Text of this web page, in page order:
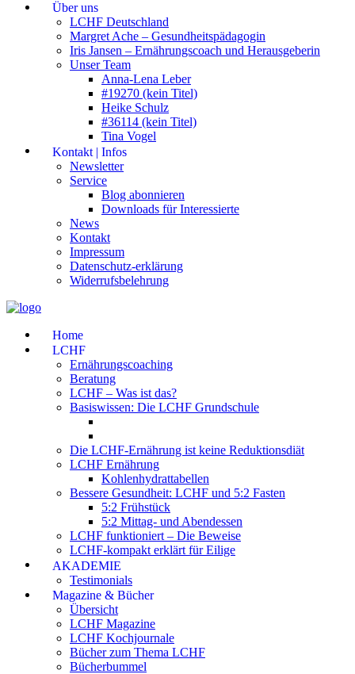
Über uns
LCHF Deutschland
Margret Ache – Gesundheitspädagogin
Iris Jansen – Ernährungscoach und Herausgeberin
Unser Team
Anna-Lena Leber
#19270 (kein Titel)
Heike Schulz
#36114 (kein Titel)
Tina Vogel
Kontakt | Infos
Newsletter
Service
Blog abonnieren
Downloads für Interessierte
News
Kontakt
Impressum
Datenschutz-erklärung
Widerrufsbelehrung
Home
LCHF
Ernährungscoaching
Beratung
LCHF – Was ist das?
Basiswissen: Die LCHF Grundschule
Die LCHF-Ernährung ist keine Reduktionsdiät
LCHF Ernährung
Kohlenhydrattabellen
Bessere Gesundheit: LCHF und 5:2 Fasten
5:2 Frühstück
5:2 Mittag- und Abendessen
LCHF funktioniert – Die Beweise
LCHF-kompakt erklärt für Eilige
AKADEMIE
Testimonials
Magazine & Bücher
Übersicht
LCHF Magazine
LCHF Kochjournale
Bücher zum Thema LCHF
Bücherbummel